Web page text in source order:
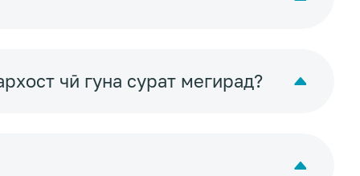
чӣ гуна сурат мегирад?